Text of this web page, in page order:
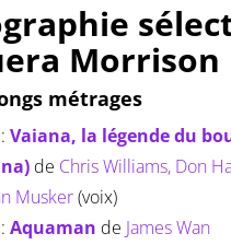
Morrison
métrages
Vaiana, la légende du
de Chris Williams, Don
Musker(voix)
Aquaman de James Wan